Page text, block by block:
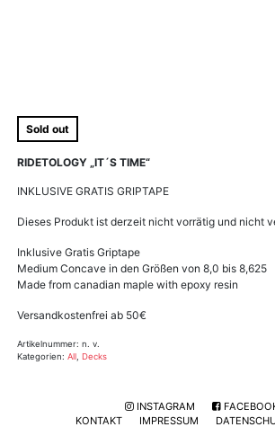
Sold out
RIDETOLOGY „IT´S TIME“
INKLUSIVE GRATIS GRIPTAPE
Dieses Produkt ist derzeit nicht vorrätig und nicht
Inklusive Gratis Griptape
Medium Concave in den Größen von 8,0 bis 8,625
Made from canadian maple with epoxy resin
Versandkostenfrei ab 50€
Artikelnummer: n. v.
Kategorien: All Decks
INSTAGRAM
KONTAKT
IMPRESSUM